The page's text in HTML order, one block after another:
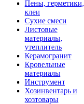
Пены, герметики,
клеи
Сухие смеси
Листовые
материалы,
утеплитель
Керамогранит
Кровельные
материалы
Инструмент
Хозинвентарь и
хозтовары